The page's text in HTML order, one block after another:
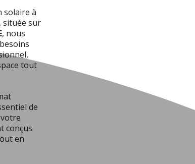
solaire à
, située sur
, nous
tout
de
conçus
en